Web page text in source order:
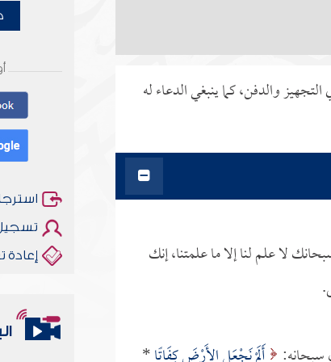
والدفن، كما ينبغي الدعاء له
لا علم لنا إلا ما علمتنا، إنك